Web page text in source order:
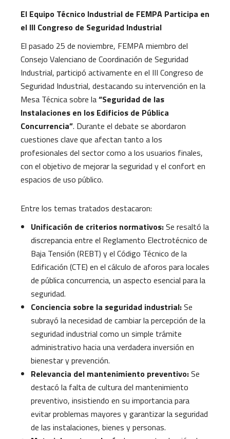
El Equipo Técnico Industrial de FEMPA Participa en
el III Congreso de Seguridad Industrial
El pasado 25 de noviembre, FEMPA miembro del
Consejo Valenciano de Coordinación de Seguridad
Industrial, participó activamente en el III Congreso de
Seguridad Industrial, destacando su intervención en la
Mesa Técnica sobre la“Seguridad de las
Instalaciones en los Edificios de Pública
Concurrencia”. Durante el debate se abordaron
cuestiones clave que afectan tanto a los
profesionales del sector como a los usuarios finales,
con el objetivo de mejorar la seguridad y el confort en
espacios de uso público.
Entre los temas tratados destacaron:
Unificación de criterios normativos:Se resaltó la
discrepancia entre el Reglamento Electrotécnico de
Baja Tensión (REBT) y el Código Técnico de la
Edificación (CTE) en el cálculo de aforos para locales
de pública concurrencia, un aspecto esencial para la
seguridad.
Conciencia sobre la seguridad industrial:Se
subrayó la necesidad de cambiar la percepción de la
seguridad industrial como un simple trámite
administrativo hacia una verdadera inversión en
bienestar y prevención.
Relevancia del mantenimiento preventivo:Se
destacó la falta de cultura del mantenimiento
preventivo, insistiendo en su importancia para
evitar problemas mayores y garantizar la seguridad
de las instalaciones, bienes y personas.